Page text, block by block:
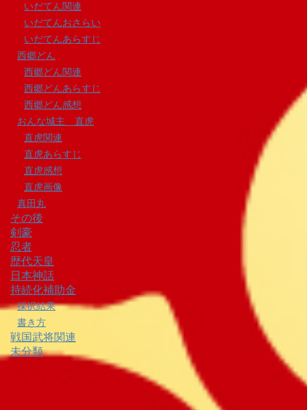
いだてん関連
いだてんおさらい
いだてんあらすじ
西郷どん
西郷どん関連
西郷どんあらすじ
西郷どん感想
おんな城主 直虎
直虎関連
直虎あらすじ
直虎感想
直虎画像
真田丸
その後
剣豪
忍者
歴代天皇
日本神話
持続化補助金
採択結果
書き方
戦国武将関連
未分類